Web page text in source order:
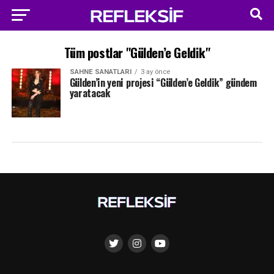
Tüm postlar "Gülden’e Geldik"
SAHNE SANATLARI 3 ay önce
Gülden’in yeni projesi “Gülden’e Geldik” gündem
yaratacak